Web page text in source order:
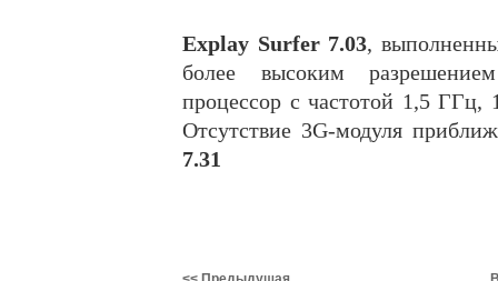
Explay Surfer 7.03,
более высоким
процессор с частотой 1,5
Отсутствие 3G-модуля
7.31